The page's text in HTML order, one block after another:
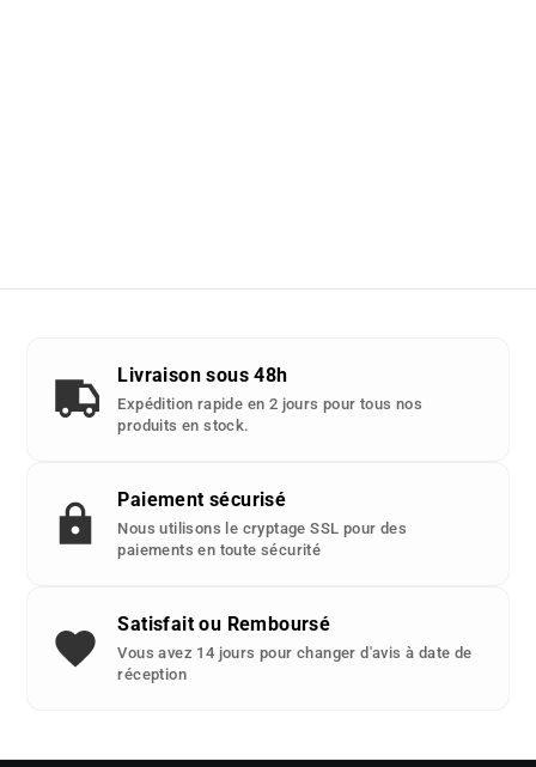
Livraison sous 48h
Expédition rapide en 2 jours pour tous nos
produits en stock.
Paiement sécurisé
Nous utilisons le cryptage SSL pour des
paiements en toute sécurité
Satisfait ou Remboursé
Vous avez 14 jours pour changer d'avis à date de
réception